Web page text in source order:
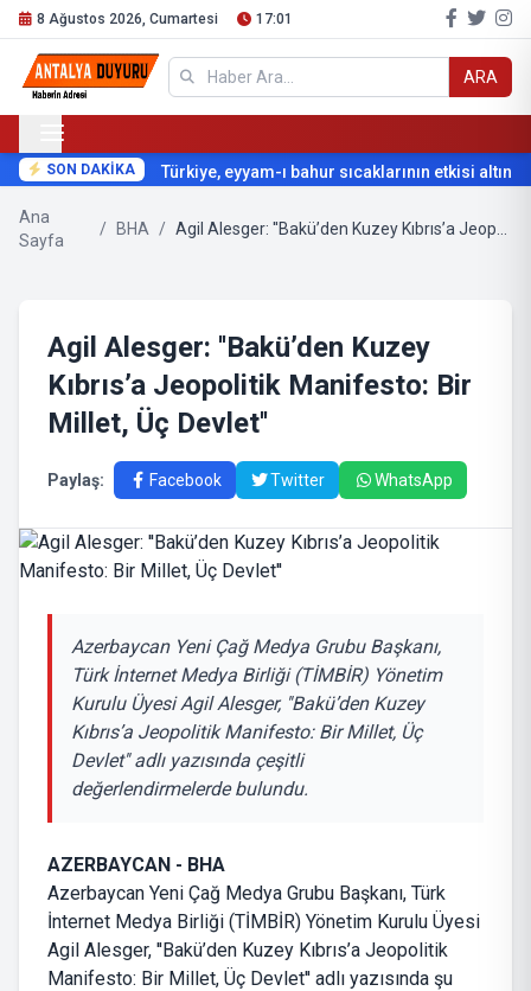
8 Ağustos 2026, Cumartesi 17:01
ARA
SON DAKİKA Türkiye, eyyam-ı bahur sıcaklarının etkisi altına
Ana
Sayfa
/ BHA /
Agil Alesger: ''Bakü’den Kuzey
Kıbrıs’a Jeopolitik Manifesto: Bir
Millet, Üç Devlet''
Paylaş: Facebook Twitter WhatsApp
Azerbaycan Yeni Çağ Medya Grubu Başkanı,
Türk İnternet Medya Birliği (TİMBİR) Yönetim
Kurulu Üyesi Agil Alesger, ''Bakü’den Kuzey
Kıbrıs’a Jeopolitik Manifesto: Bir Millet, Üç
Devlet'' adlı yazısında çeşitli
değerlendirmelerde bulundu.
AZERBAYCAN - BHA
Azerbaycan Yeni Çağ Medya Grubu Başkanı, Türk
İnternet Medya Birliği (TİMBİR) Yönetim Kurulu Üyesi
Agil Alesger, ''Bakü’den Kuzey Kıbrıs’a Jeopolitik
Manifesto: Bir Millet, Üç Devlet'' adlı yazısında şu